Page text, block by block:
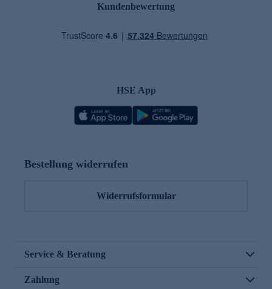
Kundenbewertung
HSE App
Bestellung widerrufen
Widerrufsformular
Service & Beratung
Zahlung